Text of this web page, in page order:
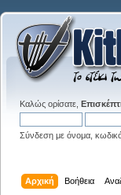
Καλώς ορίσατε,
Σύνδεση με όνομα,
Αρχική Βοήθεια